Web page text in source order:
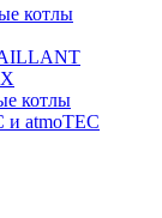
котлы
котлы
atmoTEC